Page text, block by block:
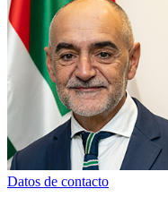
Datos de contacto